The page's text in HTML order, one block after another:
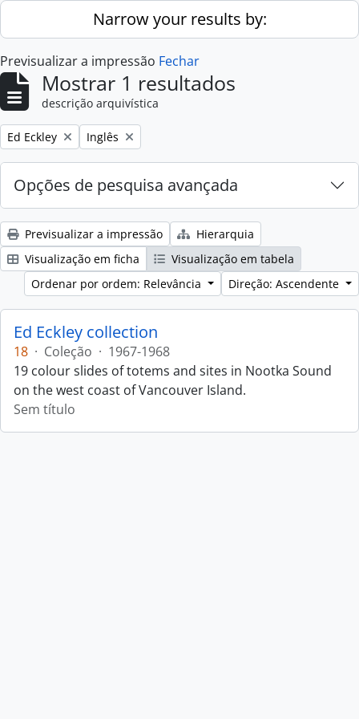
Skip to main contentNarrow your results by:
Previsualizar a impressão Fechar
Mostrar 1 resultados
descrição arquivística
Remove filter:
Ed Eckley Remove filter:
Inglês
Opções de pesquisa avançada
Previsualizar a impressão
Hierarquia
Visualização em ficha
Visualização em tabela
Ordenar por ordem: Relevância
Direção: Ascendente
Ed Eckley collection
18 · Coleção · 1967-1968
19 colour slides of totems and sites in Nootka Sound
on the west coast of Vancouver Island.
Sem título